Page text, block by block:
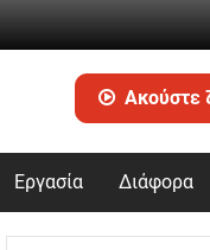
Ακούστε
Εργασία Διάφορα